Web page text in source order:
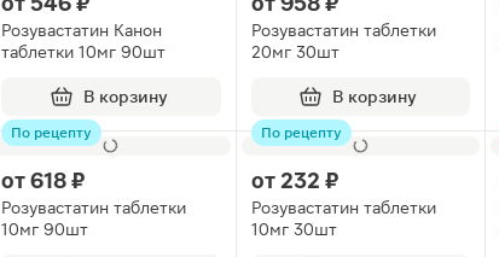
Розувастатин Канон
таблетки 10мг 90шт
В корзину
Розувастатин таблетки
20мг 30шт
В корзину
По рецепту
от618 ₽
Розувастатин таблетки
10мг 90шт
По рецепту
от 232 ₽
Розувастатин таблетки
10мг 30шт